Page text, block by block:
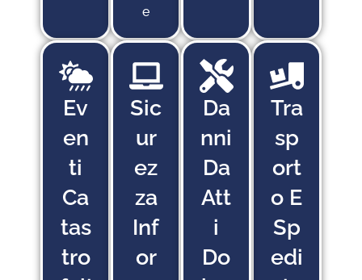
e
Ev
En
Ti
Ca
Tas
Tro
Tra
Sp
Ort
O E
Sp
Edi
Sic
Ur
Ez
Za
Inf
Or
Da
Nni
Da
Att
I
Do